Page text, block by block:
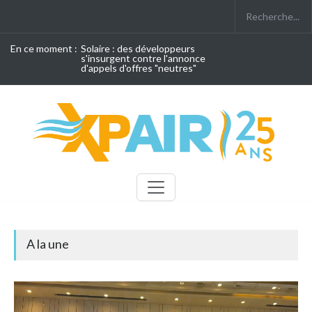
En ce moment : Solaire : des développeurs
s'insurgent contre l'annonce
d'appels d'offres "neutres"
A la une